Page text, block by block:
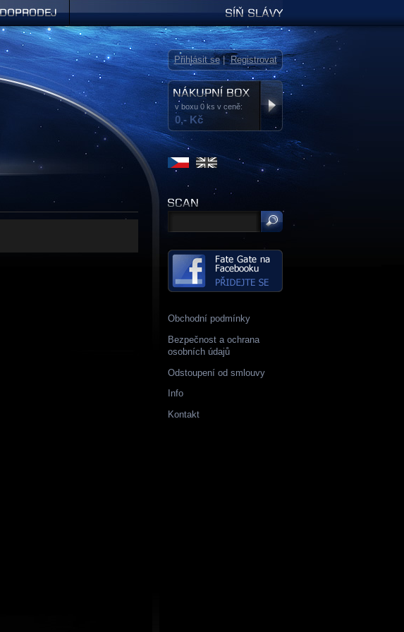
Obchodní podmínky
Bezpečnost a ochrana
osobních údajů
Odstoupení od smlouvy
Info
Kontakt
v boxu 0 ks v ceně:
0,- Kč
Přihlásit se|Registrovat
Síň slávy